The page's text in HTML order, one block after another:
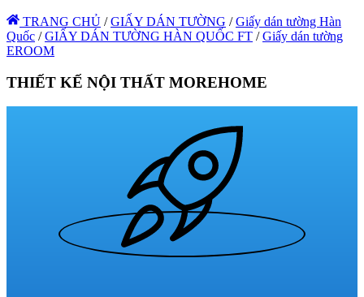
TRANG CHỦ / GIẤY DÁN TƯỜNG / Giấy dán tường Hàn
Quốc / GIẤY DÁN TƯỜNG HÀN QUỐC FT / Giấy dán tường
EROOM
THIẾT KẾ NỘI THẤT MOREHOME